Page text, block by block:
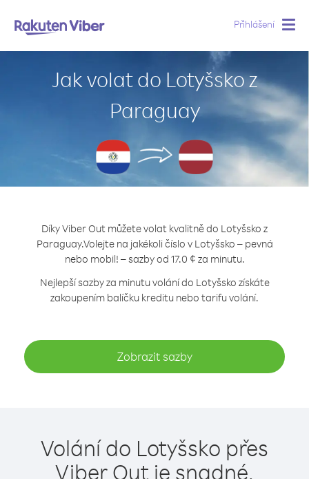
Přihlášení
Jak volat do Lotyšsko z
Paraguay
Díky Viber Out můžete volat kvalitně do Lotyšsko z
Paraguay.Volejte na jakékoli číslo v Lotyšsko – pevná
nebo mobil! – sazby od 17.0 ¢ za minutu.
Nejlepší sazby za minutu volání do Lotyšsko získáte
zakoupením balíčku kreditu nebo tarifu volání.
Zobrazit sazby
Volání do Lotyšsko přes
Viber Out je snadné.